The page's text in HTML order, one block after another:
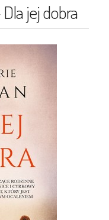
jej dobra